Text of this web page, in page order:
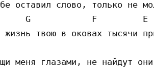
оставил слово, только не
G            F         E
жизнь твою в оковах тысячи
меня глазами, не найдут